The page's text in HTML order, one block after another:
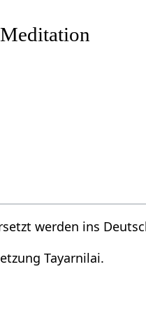
werden ins
Tayarnilai.